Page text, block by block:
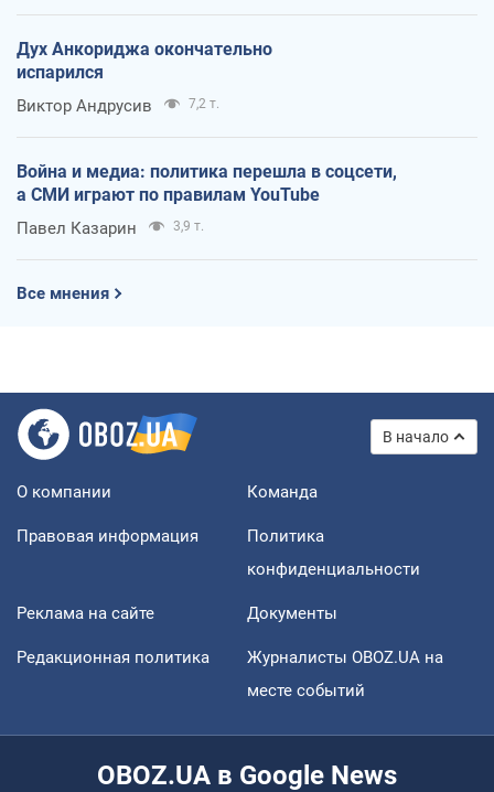
Дух Анкориджа окончательно
испарился
Виктор Андрусив 7,2 т.
Война и медиа: политика перешла в соцсети,
а СМИ играют по правилам YouTube
Павел Казарин 3,9 т.
Все мнения
В начало
О компании Команда
Правовая информация
Политика
конфиденциальности
Реклама на сайте Документы
Редакционная политика
Журналисты OBOZ.UA на
месте событий
OBOZ.UA в Google News